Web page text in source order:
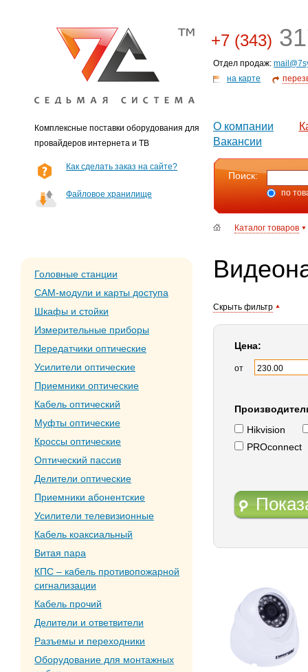
Комплексные поставки оборудования для
провайдеров интернета и ТВ
+7 (343)
Отдел продаж:
на карте
О компании
Вакансии
Как сделать заказ на сайте?
Файловое хранилище
Поиск:
по
Каталог товаров
Головные станции
CAM-модули и карты доступа
Шкафы и стойки
Измерительные приборы
Передатчики оптические
Усилители оптические
Приемники оптические
Кабель оптический
Муфты оптические
Кроссы оптические
Оптический пассив
Делители оптические
Приемники абонентские
Усилители телевизионные
Кабель коаксиальный
Витая пара
КПС – кабель противопожарной
сигнализации
Кабель прочий
Делители и ответвители
Разъемы и переходники
Оборудование для монтажных
Скрыть фильтр
Цена:
от
Hikvision
PROconnect